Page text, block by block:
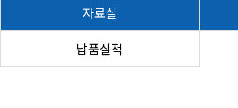
자료실
납품실적